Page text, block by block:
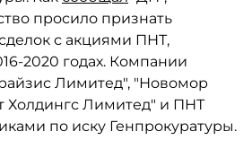
просило признать
с акциями ПНТ,
2020 годах. Компании
Лимитед", "Новомор
Холдингс Лимитед" и ПНТ
по иску Генпрокуратуры.